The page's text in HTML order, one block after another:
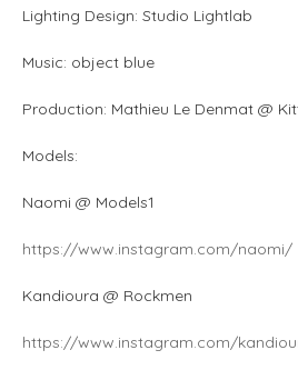
Lighting Design: Studio Lightlab
Music: object blue
Production: Mathieu Le Denmat @
Models:
Naomi @ Models1
https://www.instagram.com/naomi/
Kandioura @ Rockmen
https://www.instagram.com/